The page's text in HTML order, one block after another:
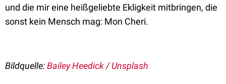
und die mir eine heißgeliebte Ekligkeit mitbringen, die
sonst kein Mensch mag: Mon Cheri.
Bildquelle:Bailey Heedick / Unsplash